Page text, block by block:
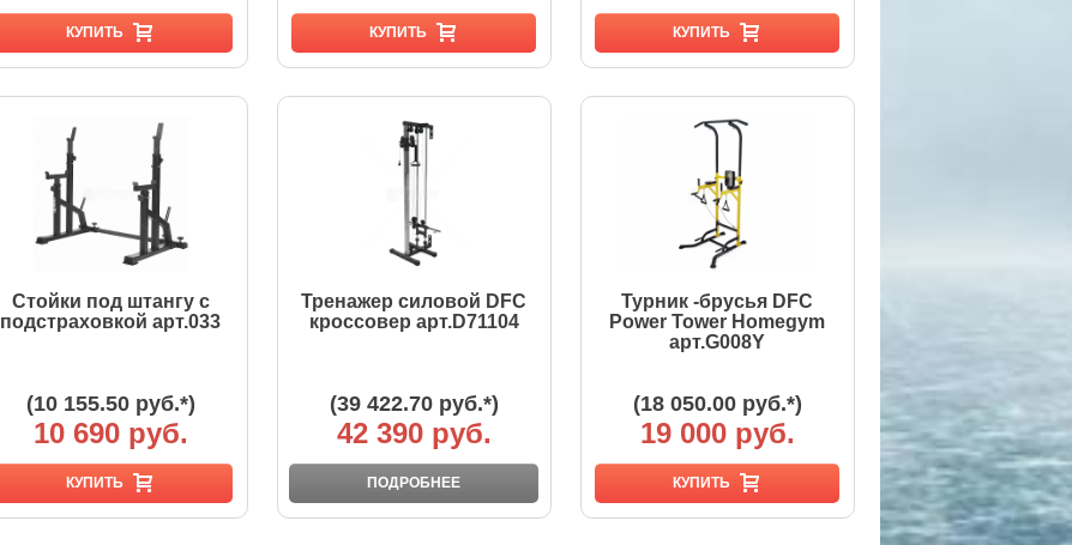
КУПИТЬ КУПИТЬ КУПИТЬ
Стойки под штангу с
подстраховкой арт.033
(10 155.50 руб.*)
10 690 руб.
КУПИТЬ
Тренажер силовой DFC
кроссовер арт.D71104
(39 422.70 руб.*)
42 390 руб.
ПОДРОБНЕЕ
Турник -брусья DFC
Power Tower Homegym
арт.G008Y
(18 050.00 руб.*)
19 000 руб.
КУПИТЬ